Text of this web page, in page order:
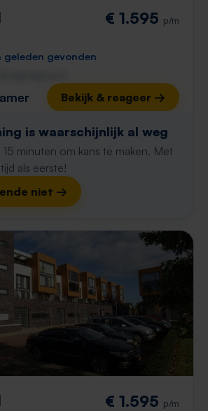
€ 1.595 p/m
geleden gevonden
Bekijk & reageer →
is waarschijnlijk al weg
minuten om kans te maken. Met
als eerste!
niet →
€ 1.595 p/m